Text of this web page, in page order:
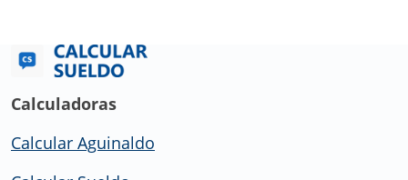
Calculadoras
Calcular Aguinaldo